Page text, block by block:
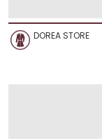
DOREA STORE